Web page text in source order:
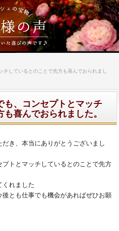
しているとのことで先方も喜んでおられまし
も、コンセプトとマッチ
喜んでおられました。
だき、本当にありがとうございまし
プトとマッチしているとのことで先方
くれました
後とも仕事でも機会があればぜひお願